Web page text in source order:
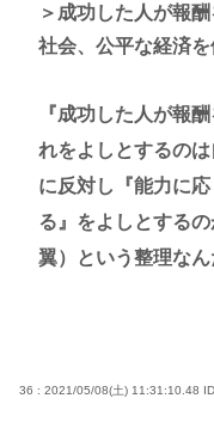
＞成功した人が報
社会、公平な経済を
『成功した人が報
れをよしとするの
に反対し『能力に
る』をよしとする
翼）という整理なん
36 : 2021/05/08(土) 11:31:10.48